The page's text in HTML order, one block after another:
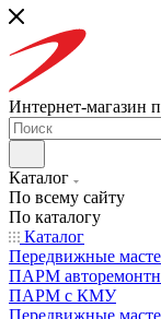
Интернет-магазин
Каталог
По всему сайту
По каталогу
Каталог
Передвижные
ПАРМ
ПАРМ с КМУ
Передвижные